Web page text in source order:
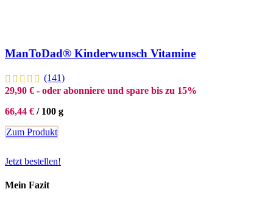
ManToDad® Kinderwunsch Vitamine
(141)
29,90 € - oder abonniere und spare bis zu 15%
66,44 € / 100 g
Zum Produkt
Jetzt bestellen!
Mein Fazit